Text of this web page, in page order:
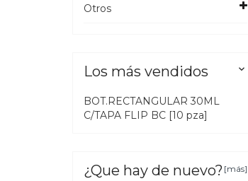
Otros
Los más vendidos 
BOT.RECTANGULAR 30ML
C/TAPA FLIP BC [10 pza]
¿Que hay de nuevo? [más]